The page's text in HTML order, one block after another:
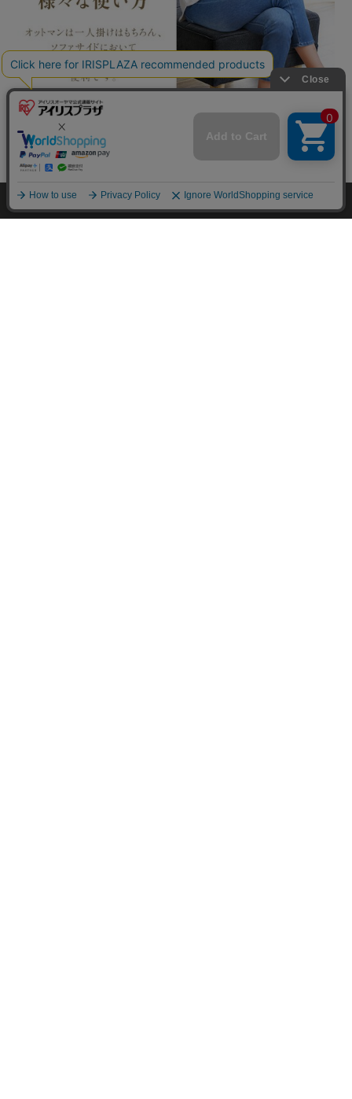
在庫切れ mail_outline入荷したらメールでお知らせ
HOME 探す ログイン お気に入り お知らせ